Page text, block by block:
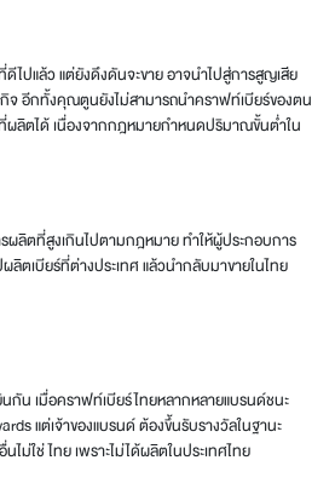
ไปแล้ว แต่ยังดึงดันจะขาย อาจนำไปสู่การสูญเสีย
จ อีกทั้งคุณตูนยังไม่สามารถนำคราฟท์เบียร์ของตน
ลิตได้ เนื่องจากกฎหมายกำหนดปริมาณขั้นต่ำใน
ลิตที่สูงเกินไปตามกฎหมาย ทำให้ผู้ประกอบการ
ลิตเบียร์ที่ต่างประเทศ แล้วนำกลับมาขายในไทย
นกัน เมื่อคราฟท์เบียร์ไทยหลากหลายแบรนด์ชนะ
แต่เจ้าของแบรนด์ ต้องขึ้นรับรางวัลในฐานะ
ม่ใช่ ไทย เพราะไม่ได้ผลิตในประเทศไทย